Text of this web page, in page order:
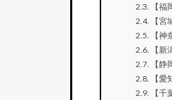
【
【
【
【
【
【
【